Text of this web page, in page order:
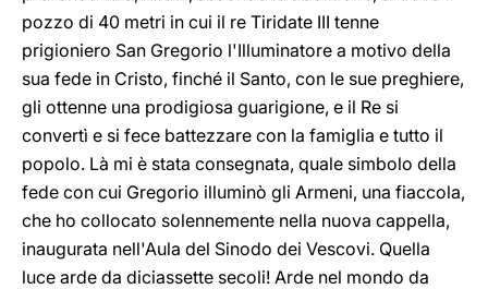
pozzo di 40 metri in cui il re Tiridate III tenne
prigioniero San Gregorio l'Illuminatore a motivo della
sua fede in Cristo, finché il Santo, con le sue preghiere,
gli ottenne una prodigiosa guarigione, e il Re si
convertì e si fece battezzare con la famiglia e tutto il
popolo. Là mi è stata consegnata, quale simbolo della
fede con cui Gregorio illuminò gli Armeni, una fiaccola,
che ho collocato solennemente nella nuova cappella,
inaugurata nell'Aula del Sinodo dei Vescovi. Quella
luce arde da diciassette secoli! Arde nel mondo da